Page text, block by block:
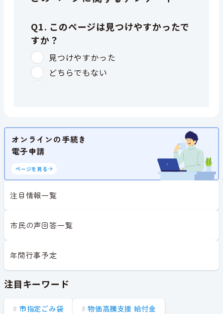
オンラインの手続き
電子申請
ページを見る
注目情報一覧
市民の声回答一覧
年間行事予定
注目キーワード
市指定ごみ袋 物価高騰支援 給付金